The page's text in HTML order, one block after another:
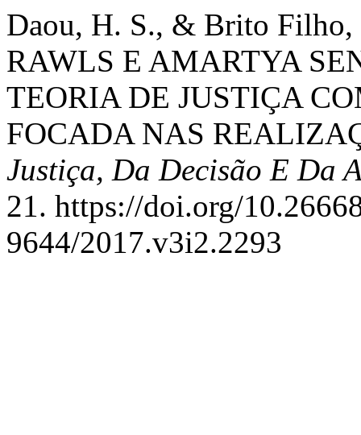
Daou, H. S., & Brito
RAWLS E AMARTYA
TEORIA DE JUSTIÇA
FOCADA NAS
Justiça, Da Decisão E Da
21. https://doi.org/
9644/2017.v3i2.2293